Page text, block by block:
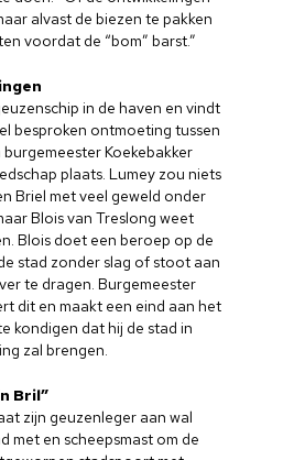
alvast de biezen te pakken
voordat de “bom” barst.”
in de haven en vindt
besproken ontmoeting tussen
Koekebakker
plaats. Lumey zou niets
Briel met veel geweld onder
Blois van Treslong weet
Blois doet een beroep op de
stad zonder slag of stoot aan
te dragen. Burgemeester
dit en maakt een eind aan het
kondigen dat hij de stad in
zal brengen.
Bril”
zijn geuzenleger aan wal
met en scheepsmast om de